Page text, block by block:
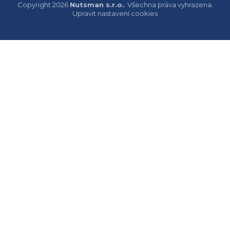
Copyright 2026 Nutsman s.r.o.. Všechna práva vyhrazena.
Upravit nastavení cookies